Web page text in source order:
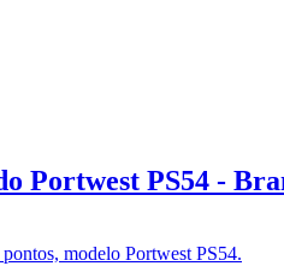
Portwest PS54 -